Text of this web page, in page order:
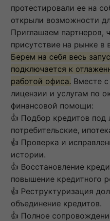
протестировали ее на
открыли возможности
Приглашаем партнеров,
присутствие на рынке в
Берем на себя весь
подключается к
работой офиса. Вместе
лицензии и услугам по
финансовой помощи:
👍 Подбор кредитов под
потребительские,
👍 Проверка и
истории.
👍 Восстановление
повышение кредитного
👍 Реструктуризация
объединение кредитов.
👍 Полное